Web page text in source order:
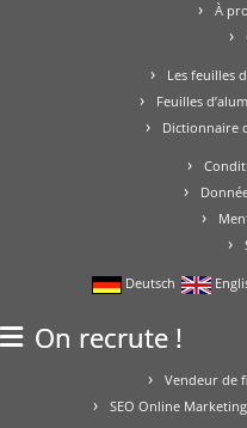
À
Les feuilles
Feuilles
Dictionnaire
Deutsch
On recrute !
Vendeur de
SEO Online